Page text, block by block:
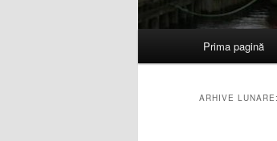
Sari
Sari
Prima pagină
ARHIVE LUNARE: